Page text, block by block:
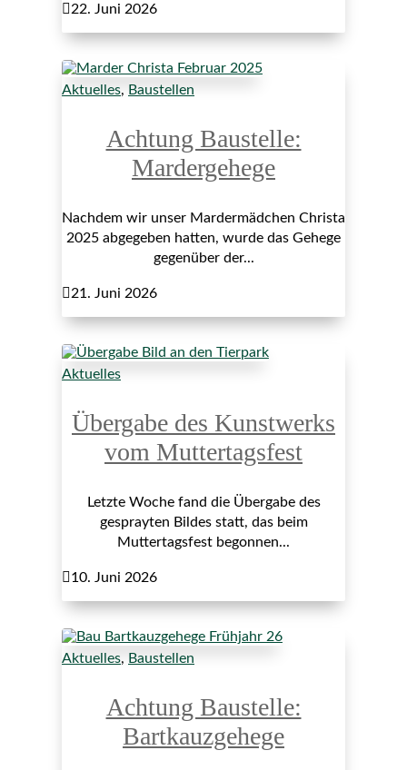
22. Juni 2026
Aktuelles, Baustellen
Achtung Baustelle:
Mardergehege
Nachdem wir unser Mardermädchen Christa
2025 abgegeben hatten, wurde das Gehege
gegenüber der...
21. Juni 2026
Aktuelles
Übergabe des Kunstwerks
vom Muttertagsfest
Letzte Woche fand die Übergabe des
gesprayten Bildes statt, das beim
Muttertagsfest begonnen...
10. Juni 2026
Aktuelles, Baustellen
Achtung Baustelle:
Bartkauzgehege